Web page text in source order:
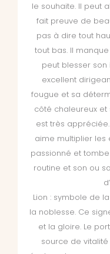
le souhaite. Il peut
fait preuve de
pas à dire tout
tout bas. Il
peut blesser son
excellent
fougue et sa
côté chaleureux
est très
aime multiplier les
passionné et
routine et son ou
Lion : symbole de
la noblesse. Ce
et la gloire. Le
source de